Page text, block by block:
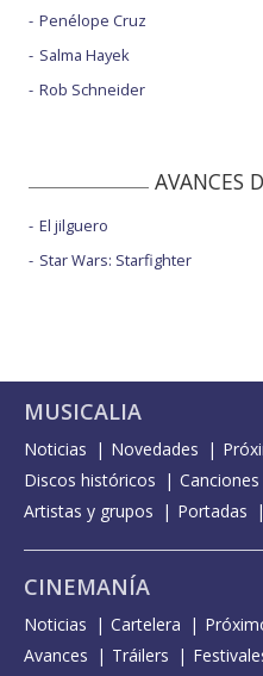
Penélope Cruz
Salma Hayek
Rob Schneider
AVANCES
El jilguero
Star Wars: Starfighter
MUSICALIA
Noticias Novedades
Discos históricos
Canciones
Artistas y grupos
Portadas
CINEMANÍA
Noticias Cartelera
Avances
Tráilers